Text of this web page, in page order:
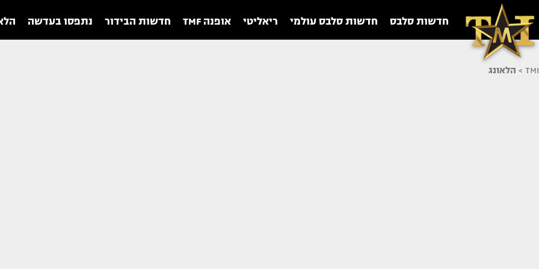
חדשות סלבס חדשות סלבס עולמי ריאליטי אופנה TMF חדשות הבידור נתפסו בעדשה
TMI
> הלאונג